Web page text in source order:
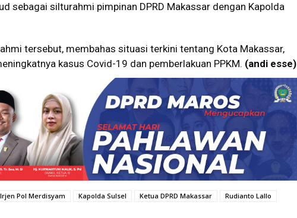
sebagai silturahmi pimpinan DPRD Makassar dengan Kapolda
tersebut, membahas situasi terkini tentang Kota Makassar,
kasus Covid-19 dan pemberlakuan PPKM. (andi esse)
Irjen Pol Merdisyam Kapolda Sulsel Ketua DPRD Makassar Rudianto Lallo